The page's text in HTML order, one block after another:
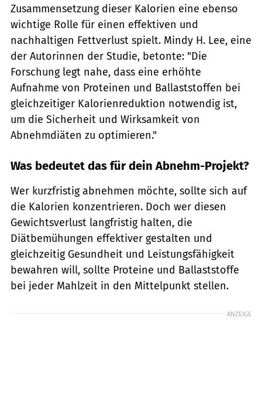
Zusammensetzung dieser Kalorien eine ebenso
wichtige Rolle für einen effektiven und
nachhaltigen Fettverlust spielt. Mindy H. Lee, eine
der Autorinnen der Studie, betonte: "Die
Forschung legt nahe, dass eine erhöhte
Aufnahme von Proteinen und Ballaststoffen bei
gleichzeitiger Kalorienreduktion notwendig ist,
um die Sicherheit und Wirksamkeit von
Abnehmdiäten zu optimieren."
Was bedeutet das für dein Abnehm-Projekt?
Wer kurzfristig abnehmen möchte, sollte sich auf
die Kalorien konzentrieren. Doch wer diesen
Gewichtsverlust langfristig halten, die
Diätbemühungen effektiver gestalten und
gleichzeitig Gesundheit und Leistungsfähigkeit
bewahren will, sollte Proteine und Ballaststoffe
bei jeder Mahlzeit in den Mittelpunkt stellen.
ANZEIGE